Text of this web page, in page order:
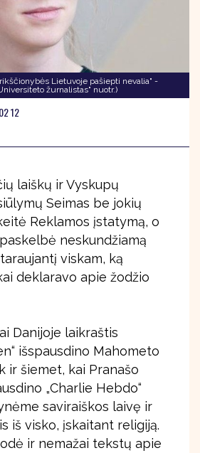
Lietuvoje pašiepti nevalia" -
žurnalistas" nuotr.)
12
laiškų ir Vyskupų
Seimas be jokių
Reklamos įstatymą, o
neskundžiamą
viskam, ką
deklaravo apie žodžio
Danijoje laikraštis
išspausdino Mahometo
ir šiemet, kai Pranašo
„Charlie Hebdo“
saviraiškos laivę ir
iš visko, įskaitant religiją.
ir nemažai tekstų apie